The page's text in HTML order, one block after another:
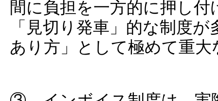
間に負担を一方的に押し
「見切り発車」的な制度
あり方」として極めて重大